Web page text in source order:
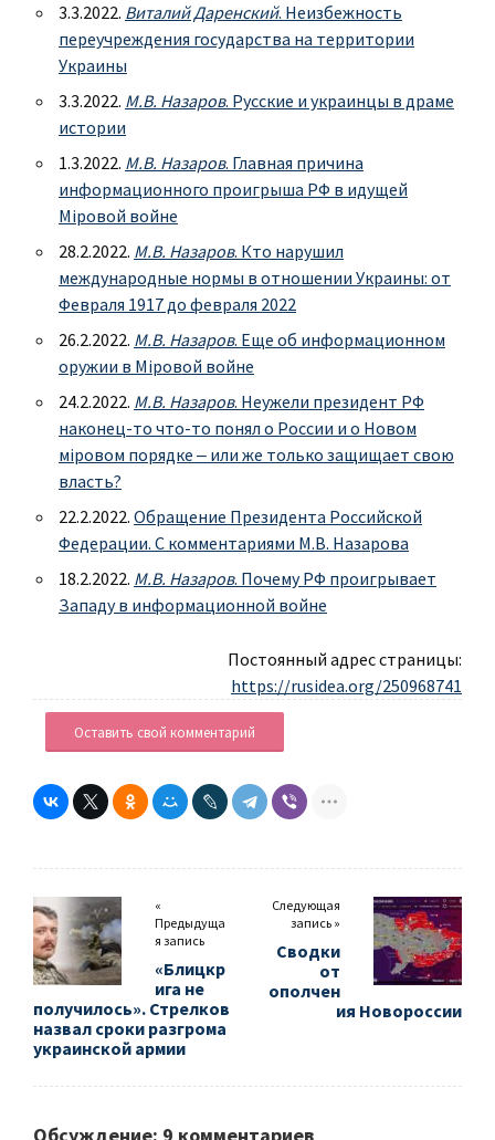
3.3.2022. Виталий Даренский. Неизбежность
переучреждения государства на территории
Украины
3.3.2022. М.В. Назаров. Русские и украинцы в драме
истории
1.3.2022. М.В. Назаров. Главная причина
информационного проигрыша РФ в идущей
Мiровой войне
28.2.2022. М.В. Назаров. Кто нарушил
международные нормы в отношении Украины: от
Февраля 1917 до февраля 2022
26.2.2022. М.В. Назаров. Еще об информационном
оружии в Мiровой войне
24.2.2022. М.В. Назаров. Неужели президент РФ
наконец-то что-то понял о России и о Новом
мiровом порядке ‒ или же только защищает свою
власть?
22.2.2022. Обращение Президента Российской
Федерации. С комментариями М.В. Назарова
18.2.2022. М.В. Назаров. Почему РФ проигрывает
Западу в информационной войне
Постоянный адрес страницы:
https://rusidea.org/250968741
Оставить свой комментарий
«
Предыдуща
я запись
«Блицкр
ига не
получилось». Стрелков
назвал сроки разгрома
украинской армии
Следующая
запись »
Сводки
от
ополчен
ия Новороссии